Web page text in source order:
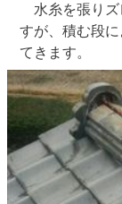
水糸を張り
すが、積む段
てきます。